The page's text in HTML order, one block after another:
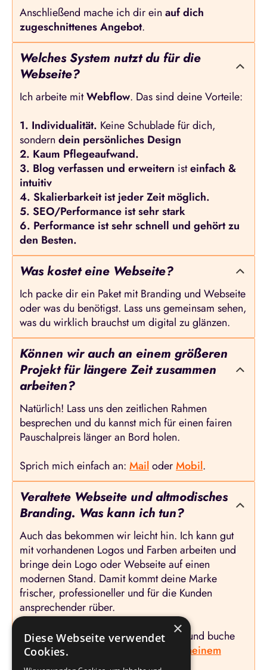
Anschließend mache ich dir ein auf dich
zugeschnittenes Angebot.
Welches System nutzt du für die
Webseite?
Ich arbeite mitWebflow. Das sind deine Vorteile:
1. Individualität. Keine Schublade für dich,
sondern dein persönliches Design
2. Kaum Pflegeaufwand.
3. Blog verfassen und erweitern isteinfach &
intuitiv
4. Skalierbarkeit ist jeder Zeit möglich.
5. SEO/Performance ist sehr stark
6. Performance ist sehr schnell und gehört zu
den Besten.
Was kostet eine Webseite?
Ich packe dir ein Paket mit Branding und Webseite
oder was du benötigst. Lass uns gemeinsam sehen,
was du wirklich brauchst um digital zu glänzen.
Können wir auch an einem größeren
Projekt für längere Zeit zusammen
arbeiten?
Natürlich! Lass uns den zeitlichen Rahmen
besprechen und du kannst mich für einen fairen
Pauschalpreis länger an Bord holen.
Sprich mich einfach an: MailoderMobil.
Veraltete Webseite und altmodisches
Branding. Was kann ich tun?
Auch das bekommen wir leicht hin. Ich kann gut
mit vorhandenen Logos und Farben arbeiten und
bringe dein Logo oder Webseite auf einen
modernen Stand. Damit kommt deine Marke
frischer, professioneller und für die Kunden
ansprechender rüber.
Lass uns gerne das Potential ermitteln und buche
dazu einkostenfreies Gespräch in meinem
Google Kalender
oder ruf mich an.
×
Diese Webseite verwendet
Cookies.